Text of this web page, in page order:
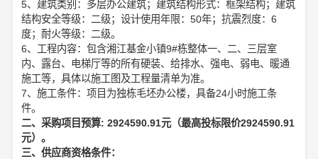
5、建筑类别：多层办公建筑；建筑结构形式：框架结构；建筑
结构安全等级：二级；设计使用年限：50年；抗震烈度：6
度；耐火等级：二级。
6、工程内容：包含湘江基金小镇9#栋整体一、二、三层室
内、露台、电梯厅等的所有硬装、给排水、强电、弱电、暖通
施工等，具体以施工图及工程量清单为准。
7、施工条件：项目为独栋毛坯办公楼，具备24小时施工条
件。
二、采购项目预算: 2924590.91元（最高投标限价2924590.91
元）。
三、供应商资格条件：